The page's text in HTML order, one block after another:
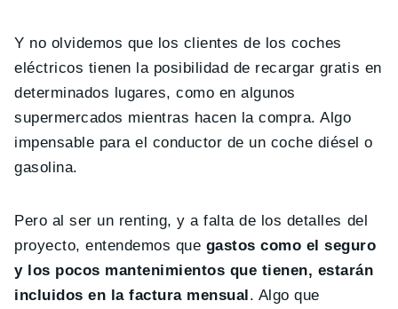
Y no olvidemos que los clientes de los coches
eléctricos tienen la posibilidad de recargar gratis en
determinados lugares, como en algunos
supermercados mientras hacen la compra. Algo
impensable para el conductor de un coche diésel o
gasolina.
Pero al ser un renting, y a falta de los detalles del
proyecto, entendemos que gastos como el seguro
y los pocos mantenimientos que tienen, estarán
incluidos en la factura mensual . Algo que